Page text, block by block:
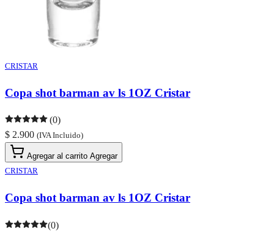
CRISTAR
Copa shot barman av ls 1OZ Cristar
(0)
$ 2.900 (IVA Incluido)
Agregar al carrito Agregar
CRISTAR
Copa shot barman av ls 1OZ Cristar
(0)